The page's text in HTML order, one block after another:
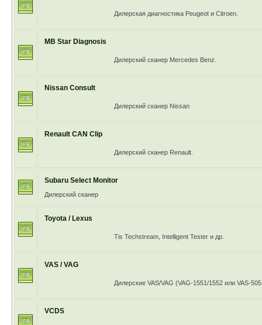
Дилерская диагностика Peugeot и Citroen.
MB Star Diagnosis
Дилерский сканер Mercedes Benz.
Nissan Consult
Дилерский сканер Nissan
Renault CAN Clip
Дилерский сканер Renault.
Subaru Select Monitor
Дилерский сканер
Toyota / Lexus
Tis Techstream, Intelligent Tester и др.
VAS / VAG
Дилерские VAS/VAG (VAG-1551/1552 или VAS-
VCDS